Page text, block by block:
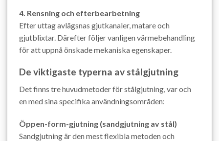
4. Rensning och efterbearbetning
Efter uttag avlägsnas gjutkanaler, matare och
gjutblixtar. Därefter följer vanligen värmebehandling
för att uppnå önskade mekaniska egenskaper.
De viktigaste typerna av stålgjutning
Det finns tre huvudmetoder för stålgjutning, var och
en med sina specifika användningsområden:
Öppen-form-gjutning (sandgjutning av stål)
Sandgjutning är den mest flexibla metoden och